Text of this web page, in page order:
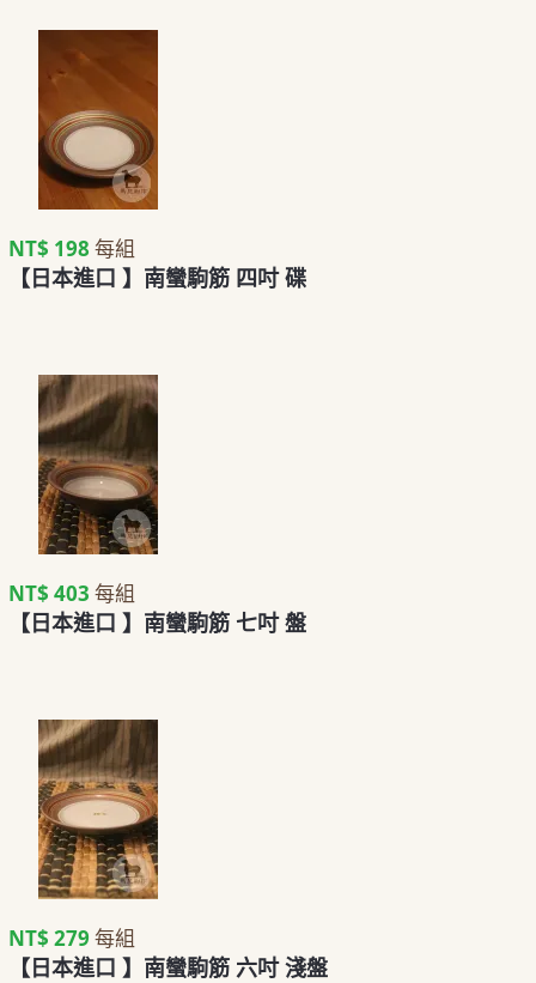
NT$ 198 每組
【日本進口 】南蠻駒筋 四吋 碟
NT$ 403 每組
【日本進口 】南蠻駒筋 七吋 盤
NT$ 279 每組
【日本進口 】南蠻駒筋 六吋 淺盤